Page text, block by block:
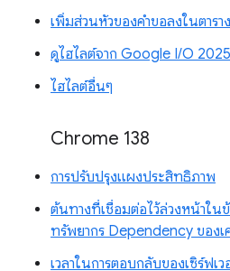
เพิ่มส่วนหัวของคำขอลงในตารา
ดูไฮไลต์จาก Google I/O 2025
ไฮไลต์อื่นๆ
Chrome 138
การปรับปรุงแผงประสิทธิภาพ
ต้นทางที่เชื่อมต่อไว้ล่วงหน้าใน
ทรัพยากร Dependency ของเ
เวลาในการตอบกลับของเซิร์ฟเ